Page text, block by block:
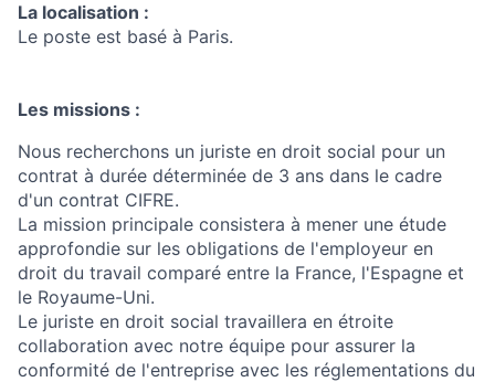
La localisation :
Le poste est basé à Paris.
Les missions :
Nous recherchons un juriste en droit social pour un
contrat à durée déterminée de 3 ans dans le cadre
d'un contrat CIFRE.
La mission principale consistera à mener une étude
approfondie sur les obligations de l'employeur en
droit du travail comparé entre la France, l'Espagne et
le Royaume-Uni.
Le juriste en droit social travaillera en étroite
collaboration avec notre équipe pour assurer la
conformité de l'entreprise avec les réglementations du